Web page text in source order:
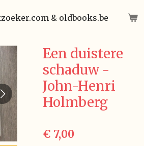
& oldbooks.be
Een duistere
schaduw -
John-Henri
Holmberg
€ 7,00